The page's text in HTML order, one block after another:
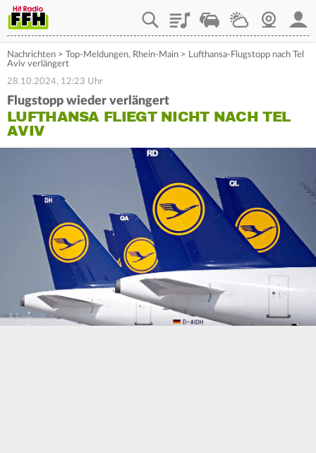
PlaylistStaupilotWetterWebcam
Nachrichten > Top-Meldungen, Rhein-Main > Lufthansa-Flugstopp nach Tel
Aviv verlängert
28.10.2024, 12:23 Uhr
Flugstopp wieder verlängert
LUFTHANSA FLIEGT NICHT NACH TEL
AVIV